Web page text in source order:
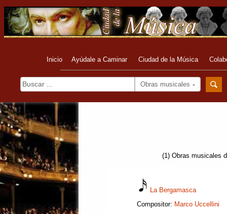
Inicio Ayúdale a Caminar Ciudad de la Música
Obras musicales
(1) Obras musicales
La Bergamasca
Compositor: Marco Uccellini